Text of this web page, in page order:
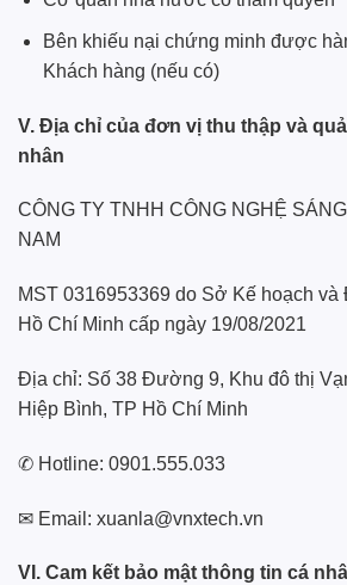
Bên khiếu nại chứng minh được
Khách hàng (nếu có)
V. Địa chỉ của đơn vị thu thập và
nhân
CÔNG TY TNHH CÔNG NGHỆ
NAM
MST 0316953369 do Sở Kế hoạch
Hồ Chí Minh cấp ngày 19/08/2021
Địa chỉ: Số 38 Đường 9, Khu đô thị
Hiệp Bình, TP Hồ Chí Minh
✆ Hotline: 0901.555.033
✉ Email: xuanla@vnxtech.vn
VI. Cam kết bảo mật thông tin cá